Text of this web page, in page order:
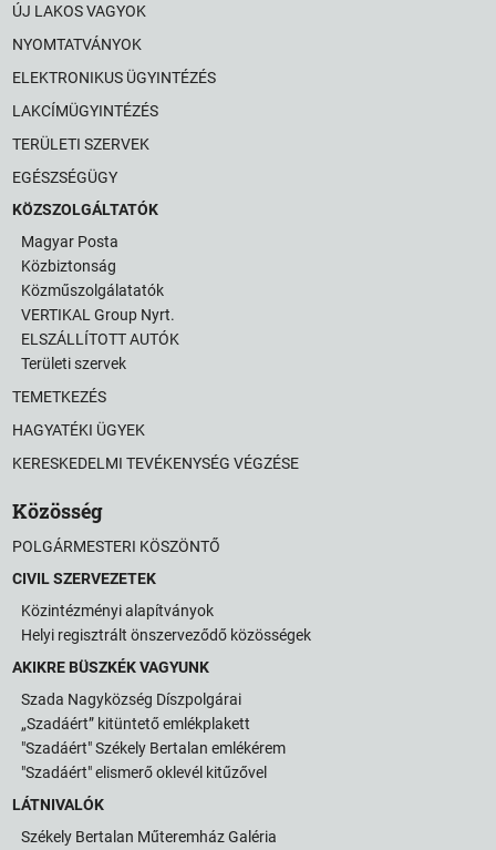
ÚJ LAKOS VAGYOK
NYOMTATVÁNYOK
ELEKTRONIKUS ÜGYINTÉZÉS
LAKCÍMÜGYINTÉZÉS
TERÜLETI SZERVEK
EGÉSZSÉGÜGY
KÖZSZOLGÁLTATÓK
Magyar Posta
Közbiztonság
Közműszolgálatatók
VERTIKAL Group Nyrt.
ELSZÁLLÍTOTT AUTÓK
Területi szervek
TEMETKEZÉS
HAGYATÉKI ÜGYEK
KERESKEDELMI TEVÉKENYSÉG VÉGZÉSE
Közösség
POLGÁRMESTERI KÖSZÖNTŐ
CIVIL SZERVEZETEK
Közintézményi alapítványok
Helyi regisztrált önszerveződő közösségek
AKIKRE BÜSZKÉK VAGYUNK
Szada Nagyközség Díszpolgárai
„Szadáért” kitüntető emlékplakett
"Szadáért" Székely Bertalan emlékérem
"Szadáért" elismerő oklevél kitűzővel
LÁTNIVALÓK
Székely Bertalan Műteremház Galéria